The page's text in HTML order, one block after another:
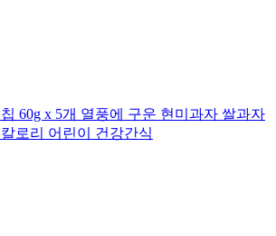
60g x 5개 열풍에 구운 현미과자 쌀과자
로리 어린이 건강간식